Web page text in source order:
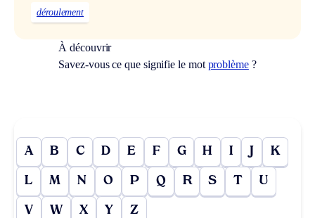
déroulement
À découvrir
Savez-vous ce que signifie le mot problème?
A B C D E F G H I J K
L M N O P Q R S T U
V W X Y Z